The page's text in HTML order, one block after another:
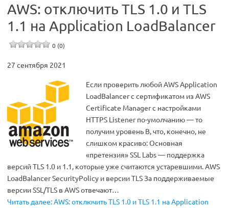
AWS: отключить TLS 1.0 и TLS
1.1 на Application LoadBalancer
0 (0)
27 сентября 2021
Если проверить любой AWS Application
LoadBalancer с сертификатом из AWS
Certificate Manager с настройками
HTTPS Listener по-умолчанию — то
получим уровень В, что, конечно, не
слишком красиво: Основная
«претензия» SSL Labs — поддержка
версий TLS 1.0 и 1.1, которые уже считаются устаревшими. AWS
LoadBalancer SecurityPolicy и версии TLS За поддерживаемые
версии SSL/TLS в AWS отвечают…
Читать далее: AWS: отключить TLS 1.0 и TLS 1.1 на Application